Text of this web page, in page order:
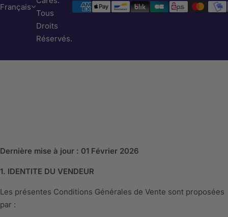
Français
Tous
Droits
Réservés.
Dernière mise à jour : 01 Février 2026
1. IDENTITE DU VENDEUR
Les présentes Conditions Générales de Vente sont proposées
par :